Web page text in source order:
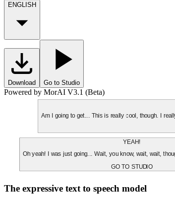
ENGLISH
Download Go to Studio
Powered by MorAI V3.1 (Beta)
Am I going to get... This is really cool, though. I
YEAH!
Oh yeah! I was just going... Wait, you know, wait, wait,
GO TO STUDIO
The expressive text to speech model